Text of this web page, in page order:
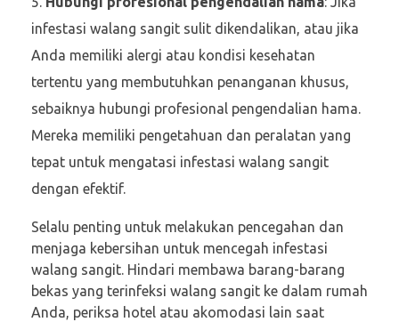
infestasi walang sangit sulit dikendalikan, atau jika
Anda memiliki alergi atau kondisi kesehatan
tertentu yang membutuhkan penanganan khusus,
sebaiknya hubungi profesional pengendalian hama.
Mereka memiliki pengetahuan dan peralatan yang
tepat untuk mengatasi infestasi walang sangit
dengan efektif.
Selalu penting untuk melakukan pencegahan dan
menjaga kebersihan untuk mencegah infestasi
walang sangit. Hindari membawa barang-barang
bekas yang terinfeksi walang sangit ke dalam rumah
Anda, periksa hotel atau akomodasi lain saat